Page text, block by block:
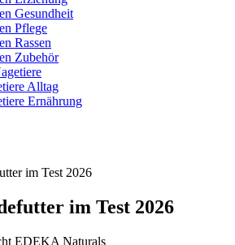
Gesundheit
Pflege
Rassen
Zubehör
Alltag
Ernährung
im Test 2026
im Test 2026